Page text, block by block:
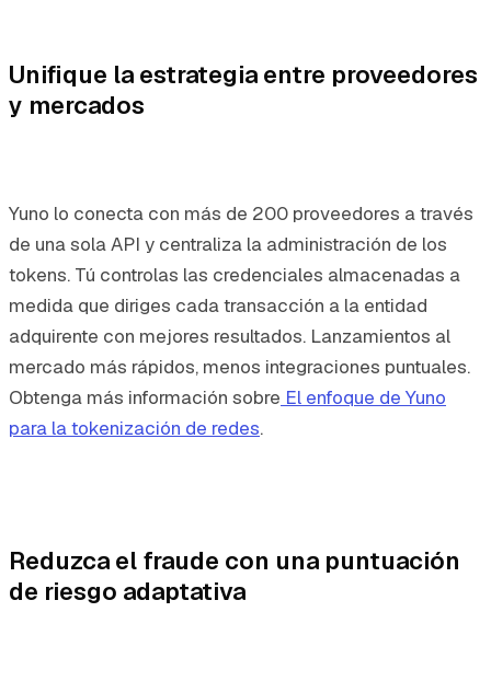
Unifique la estrategia entre proveedores
y mercados
Yuno lo conecta con más de 200 proveedores a través
de una sola API y centraliza la administración de los
tokens. Tú controlas las credenciales almacenadas a
medida que diriges cada transacción a la entidad
adquirente con mejores resultados. Lanzamientos al
mercado más rápidos, menos integraciones puntuales.
Obtenga más información sobre El enfoque de Yuno
para la tokenización de redes.
Reduzca el fraude con una puntuación
de riesgo adaptativa